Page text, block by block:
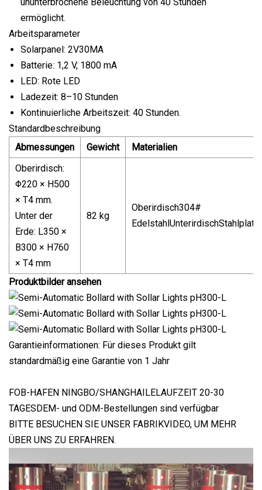
ermöglicht.
Arbeitsparameter
Solarpanel: 2V30MA
Batterie: 1,2 V, 1800 mA
LED: Rote LED
Ladezeit: 8–10 Stunden
Kontinuierliche Arbeitszeit: 40 Stunden.
Standardbeschreibung
Abmessungen
Gewicht
Materialien
Oberirdisch:
Φ220 × H500
× T4 mm.
Unter der
Erde: L350 ×
B300 × H760
× T4 mm
82 kg
Oberirdisch304#
EdelstahlUnterirdischStahlplatte
Produktbilder ansehen
Garantieinformationen: Für dieses Produkt gilt
standardmäßig eine Garantie von 1 Jahr
FOB-HAFEN NINGBO/SHANGHAILELAUFZEIT 20-30
TAGESDEM- und ODM-Bestellungen sind verfügbar
BITTE BESUCHEN SIE UNSER FABRIKVIDEO, UM MEHR
ÜBER UNS ZU ERFAHREN.